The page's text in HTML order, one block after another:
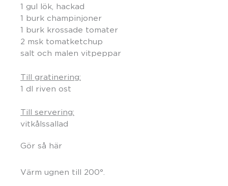
1 gul lök, hackad
1 burk champinjoner
1 burk krossade tomater
2 msk tomatketchup
salt och malen vitpeppar
Till gratinering:
1 dl riven ost
Till servering:
vitkålssallad
Gör så här
Värm ugnen till 200°.